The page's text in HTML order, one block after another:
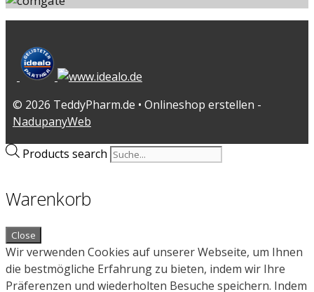
© 2026 TeddyPharm.de • Onlineshop erstellen -
NadupanyWeb
Products search
Warenkorb
Close
Wir verwenden Cookies auf unserer Webseite, um Ihnen
die bestmögliche Erfahrung zu bieten, indem wir Ihre
Präferenzen und wiederholten Besuche speichern. Indem